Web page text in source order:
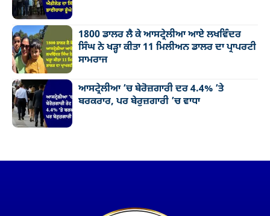
1800 ਡਾਲਰ ਲੈ ਕੇ ਆਸਟ੍ਰੇਲੀਆ ਆਏ ਲਖਵਿੰਦਰ
ਸਿੰਘ ਨੇ ਖੜ੍ਹਾ ਕੀਤਾ 11 ਮਿਲੀਅਨ ਡਾਲਰ ਦਾ ਪ੍ਰਾਪਰਟੀ
ਸਾਮਰਾਜ
ਆਸਟ੍ਰੇਲੀਆ ’ਚ ਬੇਰੋਜ਼ਗਾਰੀ ਦਰ 4.4% ’ਤੇ
ਬਰਕਰਾਰ, ਪਰ ਬੇਰੁਜ਼ਗਾਰੀ ’ਚ ਵਾਧਾ